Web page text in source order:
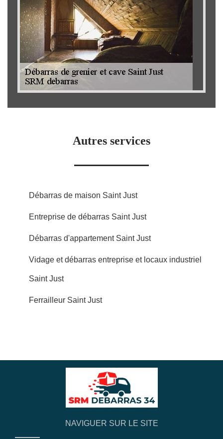
Autres services
Débarras de maison Saint Just
Entreprise de débarras Saint Just
Débarras d'appartement Saint Just
Vidage et débarras entreprise et locaux industriel
Saint Just
Ferrailleur Saint Just
NAVIGUER SUR LE SITE